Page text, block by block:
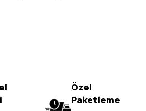
Özel
Paketleme